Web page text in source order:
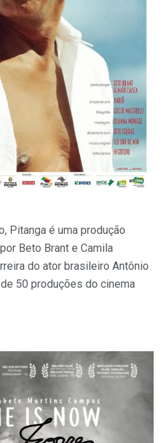
Pitanga é uma produção
Beto Brant e Camila
do ator brasileiro Antônio
50 produções do cinema